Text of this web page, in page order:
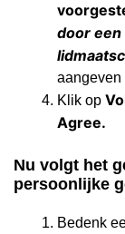
door een
aangeven
Klik op
Agree.
Nu volgt het
persoonlijke
Bedenk